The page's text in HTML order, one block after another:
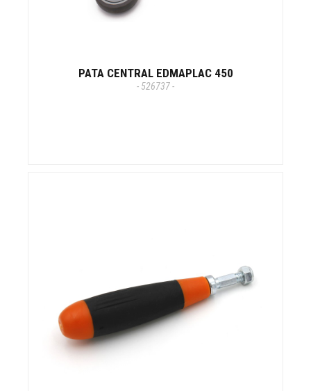
PATA CENTRAL EDMAPLAC 450
- 526737 -